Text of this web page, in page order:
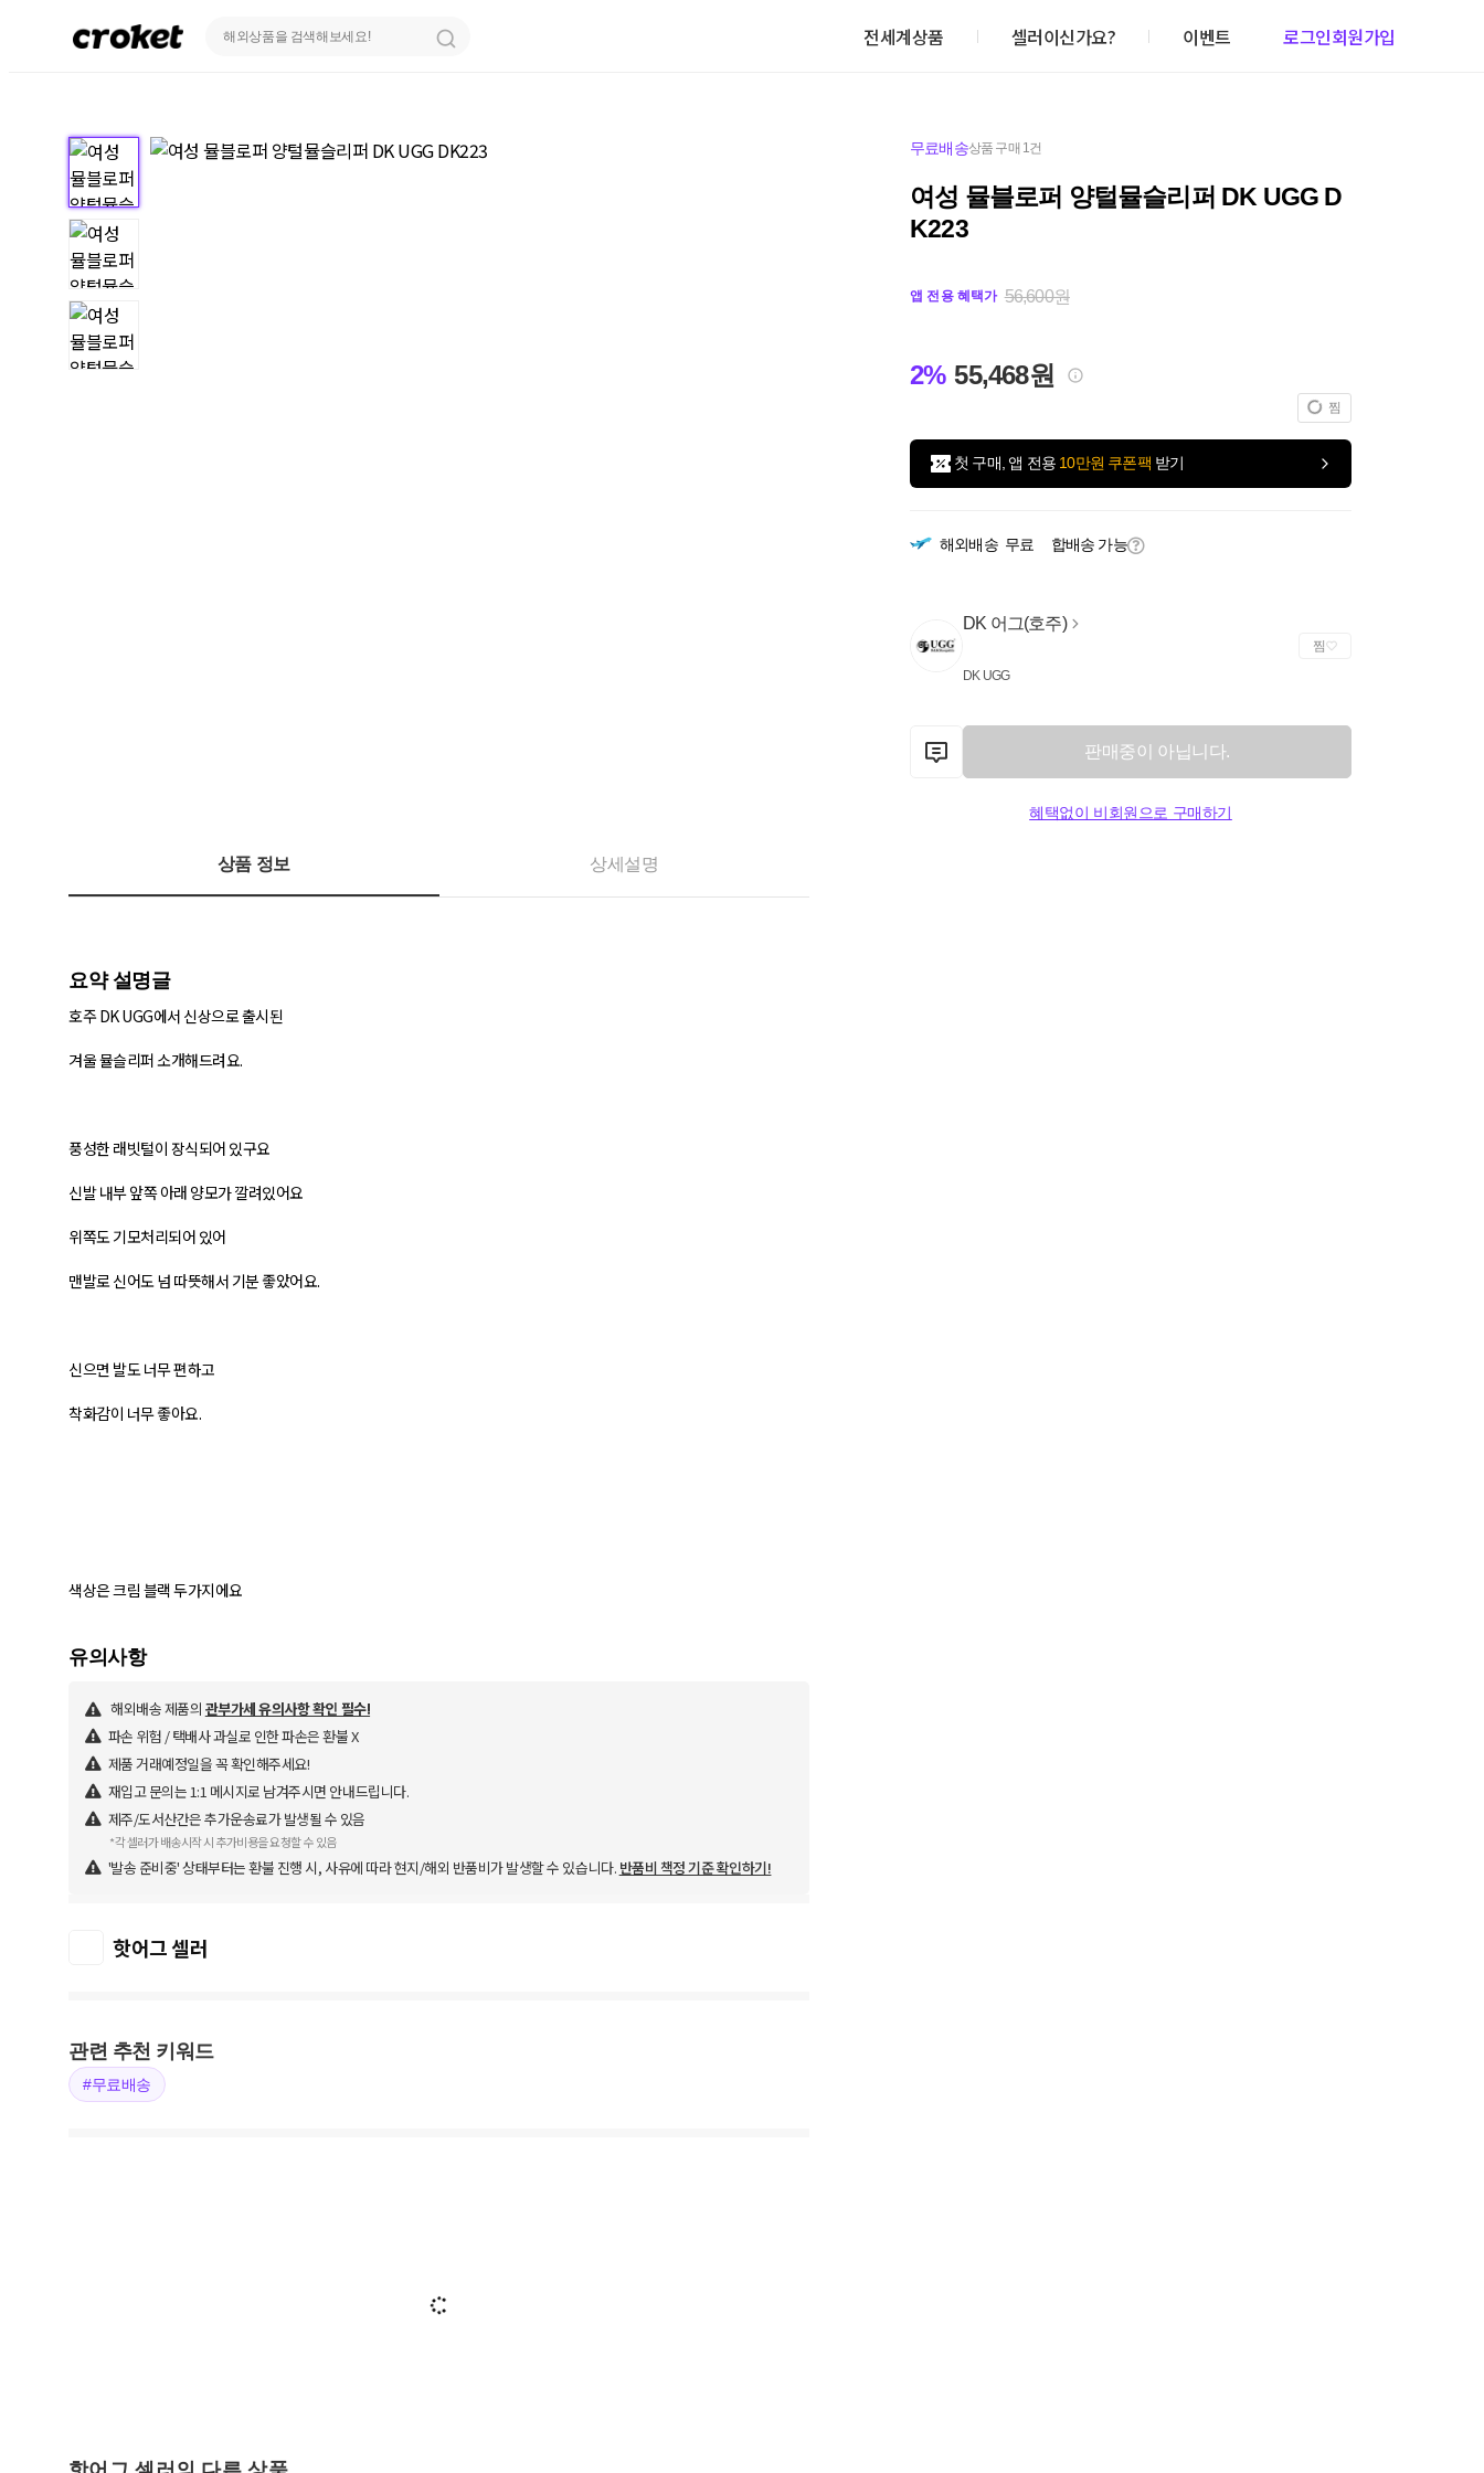
전세계상품 셀러이신가요? 이벤트 로그인회원가입
무료배송상품 구매 1건
여성 뮬블로퍼 양털뮬슬리퍼 DK UGG D
K223
앱 전용 혜택가 56,600원
2% 55,468원
찜
첫 구매, 앱 전용 10만원 쿠폰팩 받기
해외배송 무료 합배송 가능
DK 어그(호주)
DK UGG
찜
판매중이 아닙니다.
혜택없이 비회원으로 구매하기
상품 정보 상세설명
요약 설명글
호주 DK UGG에서 신상으로 출시된
겨울 뮬슬리퍼 소개해드려요.
풍성한 래빗털이 장식되어 있구요
신발 내부 앞쪽 아래 양모가 깔려있어요
위쪽도 기모처리되어 있어
맨발로 신어도 넘 따뜻해서 기분 좋았어요.
신으면 발도 너무 편하고
착화감이 너무 좋아요.
색상은 크림 블랙 두가지에요
유의사항
해외배송 제품의 관부가세 유의사항 확인 필수!
파손 위험 / 택배사 과실로 인한 파손은 환불 X
제품 거래예정일을 꼭 확인해주세요!
재입고 문의는 1:1 메시지로 남겨주시면 안내드립니다.
제주/도서산간은 추가운송료가 발생될 수 있음
*각 셀러가 배송시작 시 추가비용을 요청할 수 있음
'발송 준비중' 상태부터는 환불 진행 시, 사유에 따라 현지/해외 반품비가 발생할 수 있습니다. 반품비 책정 기준 확인하기!
핫어그 셀러
관련 추천 키워드
#무료배송